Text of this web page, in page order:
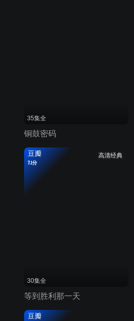
35集全
铜鼓密码
高清经典
豆瓣
7.1分
30集全
等到胜利那一天
豆瓣